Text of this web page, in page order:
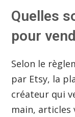
Quelles
pour
Selon le
par Etsy, la
créateur qui
main,